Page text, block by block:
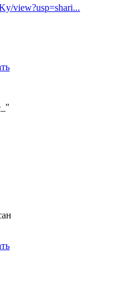
view?usp=shari...